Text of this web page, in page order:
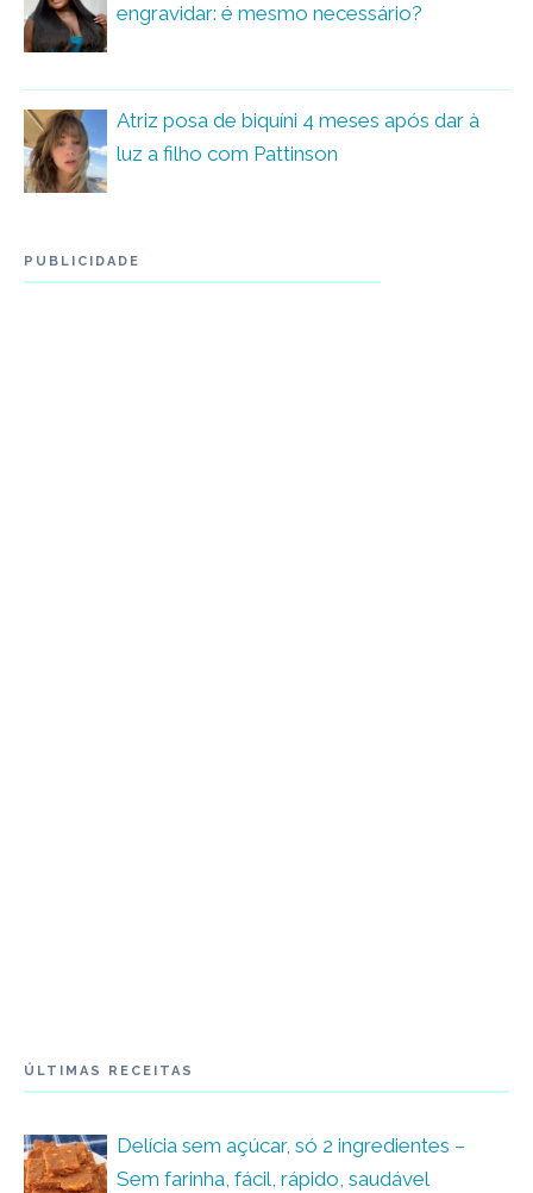
engravidar: é mesmo necessário?
Atriz posa de biquíni 4 meses após dar à
luz a filho com Pattinson
PUBLICIDADE
ÚLTIMAS RECEITAS
Delícia sem açúcar, só 2 ingredientes –
Sem farinha, fácil, rápido, saudável